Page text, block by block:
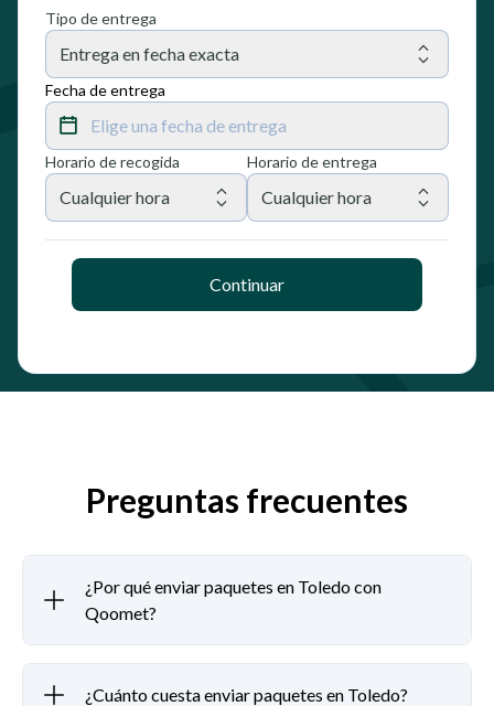
Tipo de entrega
Entrega en fecha exacta
Fecha de entrega
Elige una fecha de entrega
Horario de recogida
Cualquier hora
Horario de entrega
Cualquier hora
Continuar
Preguntas frecuentes
¿Por qué enviar paquetes en Toledo con
Qoomet?
¿Cuánto cuesta enviar paquetes en Toledo?